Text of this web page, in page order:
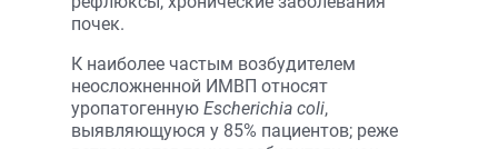
почек.
К наиболее частым возбудителем
неосложненной ИМВП относят
уропатогенную Escherichia coli,
выявляющуюся у 85% пациентов; реже